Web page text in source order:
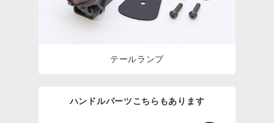
テールランプ
ハンドルパーツこちらもあります